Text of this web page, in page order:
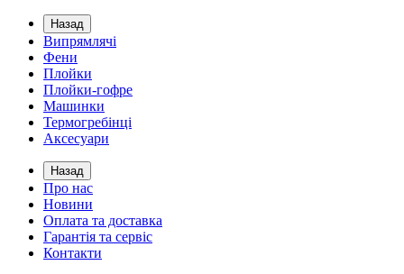
Назад
Випрямлячі
Фени
Плойки
Плойки-гофре
Машинки
Термогребінці
Аксесуари
Назад
Про нас
Новини
Оплата та доставка
Гарантія та сервіс
Контакти